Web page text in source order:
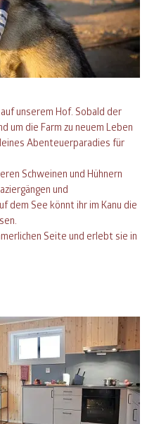
unserem Hof. Sobald der
um die Farm zu neuem Leben
Abenteuerparadies für
Schweinen und Hühnern
und
dem See könnt ihr im Kanu die
Seite und erlebt sie in